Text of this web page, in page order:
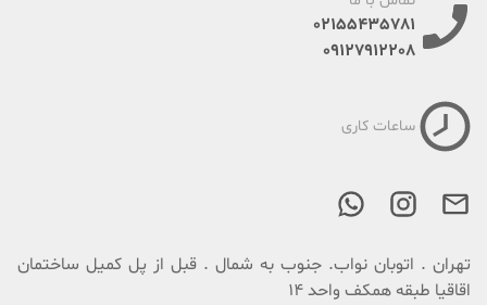
02155435781
09127912208
ساعات کاری
تهران . اتوبان نواب. جنوب به شمال . قبل از پل کمیل ساختمان
اقاقیا طبقه همکف واحد 14